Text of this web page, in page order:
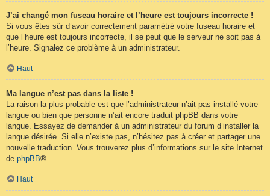
J’ai changé mon fuseau horaire et l’heure est toujours incorrecte !
Si vous êtes sûr d’avoir correctement paramétré votre fuseau horaire et
que l’heure est toujours incorrecte, il se peut que le serveur ne soit pas à
l’heure. Signalez ce problème à un administrateur.
Haut
Ma langue n’est pas dans la liste !
La raison la plus probable est que l’administrateur n’ait pas installé votre
langue ou bien que personne n’ait encore traduit phpBB dans votre
langue. Essayez de demander à un administrateur du forum d’installer la
langue désirée. Si elle n’existe pas, n’hésitez pas à créer et partager une
nouvelle traduction. Vous trouverez plus d’informations sur le site Internet
de phpBB®.
Haut